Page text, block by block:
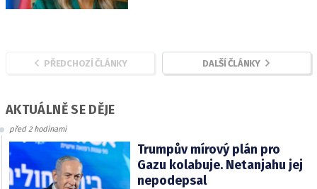
PŘEDCHOZÍ ČLÁNKY DALŠÍ ČLÁNKY
AKTUÁLNĚ SE DĚJE
před 2 hodinami
Trumpův mírový plán pro
Gazu kolabuje. Netanjahu jej
nepodepsal